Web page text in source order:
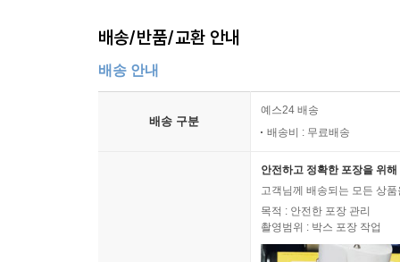
지구 환경 위기를 비롯한 여러 중대한 도전에 공
미래를 예보하려면
현상을 파악하고 전략을 세웠다면 정밀한 정책
지원, 사회 안전망 강화, 지역별 특화 전략, 교육 정
배송/반품/교환 안내
배송 안내
배송 구분
예스24 배송
배송비 : 무료배송
안전하고 정확한 포장을 위
고객님께 배송되는 모든 상
목적 : 안전한 포장 관리
촬영범위 : 박스 포장 작업